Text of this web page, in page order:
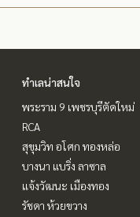
ทำเลน่าสนใจ
พระราม 9 เพชรบุรีตัดใหม่
RCA
สุขุมวิท อโศก ทองหล่อ
บางนา แบริ่ง ลาซาล
แจ้งวัฒนะ เมืองทอง
รัชดา ห้วยขวาง